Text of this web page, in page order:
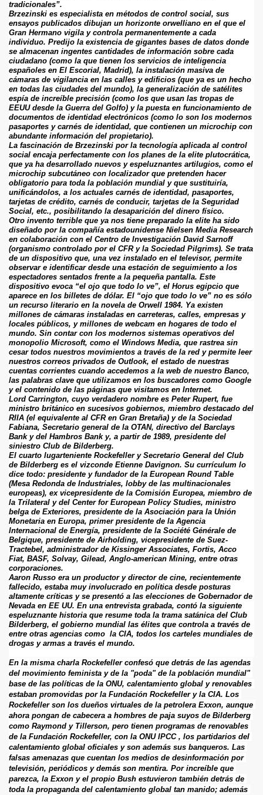
tradicionales”.
Brzezinski es especialista en métodos de control social, sus
ensayos publicados dibujan un horizonte orwelliano en el que el
Gran Hermano vigila y controla permanentemente a cada
individuo. Predijo la existencia de gigantes bases de datos donde
se almacenan ingentes cantidades de información sobre cada
ciudadano (como la que tienen los servicios de inteligencia
españoles en El Escorial, Madrid), la instalación masiva de
cámaras de vigilancia en las calles y edificios (que ya es un hecho
en todas las ciudades del mundo), la generalización de satélites
espía de increíble precisión (como los que usan las tropas de
EEUU desde la Guerra del Golfo) y la puesta en funcionamiento de
documentos de identidad electrónicos (como lo son los modernos
pasaportes y carnés de identidad, que contienen un microchip con
abundante información del propietario).
La fascinación de Brzezinski por la tecnología aplicada al control
social encaja perfectamente con los planes de la elite plutocrática,
que ya ha desarrollado nuevos y espeluznantes artilugios, como el
microchip subcutáneo con localizador que pretenden hacer
obligatorio para toda la población mundial y que sustituiría,
unificándolos, a los actuales carnés de identidad, pasaportes,
tarjetas de crédito, carnés de conducir, tarjetas de la Seguridad
Social, etc., posibilitando la desaparición del dinero físico.
Otro invento terrible que ya nos tiene preparado la elite ha sido
diseñado por la compañía estadounidense Nielsen Media Research
en colaboración con el Centro de Investigación David Sarnoff
(organismo controlado por el CFR y la Sociedad Pilgrims). Se trata
de un dispositivo que, una vez instalado en el televisor, permite
observar e identificar desde una estación de seguimiento a los
espectadores sentados frente a la pequeña pantalla. Este
dispositivo evoca “el ojo que todo lo ve”, el Horus egipcio que
aparece en los billetes de dólar. El “ojo que todo lo ve” no es sólo
un recurso literario en la novela de Orwell 1984. Ya existen
millones de cámaras instaladas en carreteras, calles, empresas y
locales públicos, y millones de webcam en hogares de todo el
mundo. Sin contar con los modernos sistemas operativos del
monopolio Microsoft, como el Windows Media, que rastrea sin
cesar todos nuestros movimientos a través de la red y permite leer
nuestros correos privados de Outlook, el estado de nuestras
cuentas corrientes cuando accedemos a la web de nuestro Banco,
las palabras clave que utilizamos en los buscadores como Google
y el contenido de las páginas que visitamos en Internet.
Lord Carrington, cuyo verdadero nombre es Peter Rupert, fue
ministro británico en sucesivos gobiernos, miembro destacado del
RIIA (el equivalente al CFR en Gran Bretaña) y de la Sociedad
Fabiana, Secretario general de la OTAN, directivo del Barclays
Bank y del Hambros Bank y, a partir de 1989, presidente del
siniestro Club de Bilderberg.
El cuarto lugarteniente Rockefeller y Secretario General del Club
de Bilderberg es el vizconde Etienne Davignon. Su currículum lo
dice todo: presidente y fundador de la European Round Table
(Mesa Redonda de Industriales, lobby de las multinacionales
europeas), ex vicepresidente de la Comisión Europea, miembro de
la Trilateral y del Center for European Policy Studies, ministro
belga de Exteriores, presidente de la Asociación para la Unión
Monetaria en Europa, primer presidente de la Agencia
Internacional de Energía, presidente de la Société Générale de
Belgique, presidente de Airholding, vicepresidente de Suez-
Tractebel, administrador de Kissinger Associates, Fortis, Acco
Fiat, BASF, Solvay, Gilead, Anglo-american Mining, entre otras
corporaciones.
Aaron Russo era un productor y director de cine, recientemente
fallecido, estaba muy involucrado en política desde posturas
altamente críticas y se presentó a las elecciones de Gobernador de
Nevada en EE UU. En una entrevista grabada, contó la siguiente
espeluznante historia que resume toda la trama satánica del Club
Bilderberg, el gobierno mundial las élites que controla a través de
entre otras agencias como  la CIA, todos los carteles mundiales de
drogas y armas a través el mundo.
En la misma charla Rockefeller confesó que detrás de las agendas
del movimiento feminista y de la "poda" de la población mundial"
base de las políticas de la ONU, calentamiento global y renovables
estaban promovidas por la Fundación Rockefeller y la CIA. Los
Rockefeller son los dueños virtuales de la petrolera Exxon, aunque
ahora pongan de cabecera a hombres de paja suyos de Bilderberg
como Raymond y Tillerson, pero tienen programas de renovables
de la Fundación Rockefeller, con la ONU IPCC , los partidarios del
calentamiento global oficiales y son además sus banqueros. Las
falsas amenazas que cuentan los medios de desinformación por
televisión, periódicos y demás son mentira. Por increíble que
parezca, la Exxon y el propio Bush estuvieron también detrás de
toda la propaganda del calentamiento global tan manido; además